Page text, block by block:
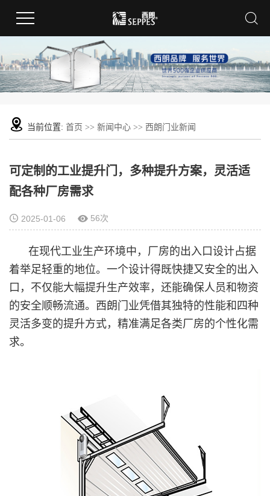
当前位置: 首页 >> 新闻中心 >> 西朗门业新闻
可定制的工业提升门，多种提升方案，灵活适
配各种厂房需求
2025-01-06 56次
在现代工业生产环境中，厂房的出入口设计占据
着举足轻重的地位。一个设计得既快捷又安全的出入
口，不仅能大幅提升生产效率，还能确保人员和物资
的安全顺畅流通。西朗门业凭借其独特的性能和四种
灵活多变的提升方式，精准满足各类厂房的个性化需
求。